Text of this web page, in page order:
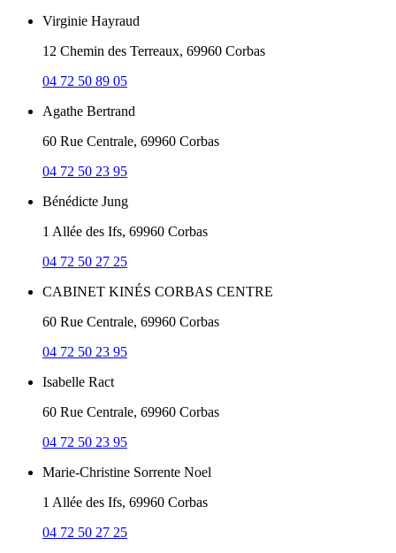
Virginie Hayraud
12 Chemin des Terreaux, 69960 Corbas
04 72 50 89 05
Agathe Bertrand
60 Rue Centrale, 69960 Corbas
04 72 50 23 95
Bénédicte Jung
1 Allée des Ifs, 69960 Corbas
04 72 50 27 25
CABINET KINÉS CORBAS CENTRE
60 Rue Centrale, 69960 Corbas
04 72 50 23 95
Isabelle Ract
60 Rue Centrale, 69960 Corbas
04 72 50 23 95
Marie-Christine Sorrente Noel
1 Allée des Ifs, 69960 Corbas
04 72 50 27 25